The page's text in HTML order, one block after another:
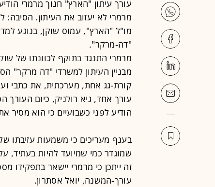
עורך עיתון "הארץ" חנוך מרמרי
מרמרי לא יעזוב את העיתון. הסיבה:
מו"ל "הארץ", עמוס שוקן, בנוגע
"דה-מרקר".
מרמרי התנגד בתוקף לכוונתו של
מבניין העיתון למשרדי "דה מרקר"
קורת-גג אחת, מערכתית, את כתבי
עורך אחד, גיא רולניק, כיום
הודיע לפני כשבועיים כי הוא מסיר
בענף מעריכים כי משמעות עזיבתו
שמוגדר כמי שמיועד להיות בעתיד,
זה ייתכן כי מרמרי יישאר בתפקידו
עורך-המשנה, יואל אסתרון.